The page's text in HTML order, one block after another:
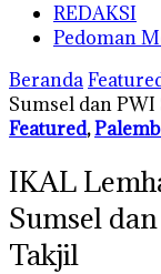
REDAKSI
Pedoman
Beranda
Sumsel dan
Featured,
IKAL
Sumsel
Takjil